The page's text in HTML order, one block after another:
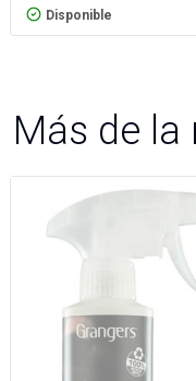
Disponible
Más de la